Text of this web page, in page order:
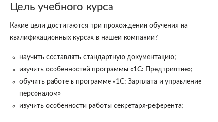
Цель учебного курса
Какие цели достигаются при прохождении обучения на
квалификационных курсах в нашей компании?
научить составлять стандартную документацию;
изучить особенностей программы «1С: Предприятие»;
обучить работе в программе «1С: Зарплата и управление
персоналом»
изучить особенности работы секретаря-референта;